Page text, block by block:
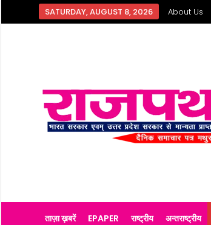
SATURDAY, AUGUST 8, 2026 About Us
ताज़ा ख़बरें EPAPER राष्ट्रीय अन्तराष्ट्रीय